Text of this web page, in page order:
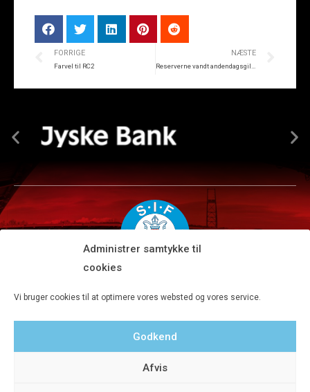
Administrer samtykke til
cookies
Vi bruger cookies til at optimere vores websted og vores service.
Godkend
Afvis
FORRIGE
Farvel til RC2
NÆSTE
Tlf 8680 4477 · Fax 8680 4647 · Kontortid man-fre kl. 9-15